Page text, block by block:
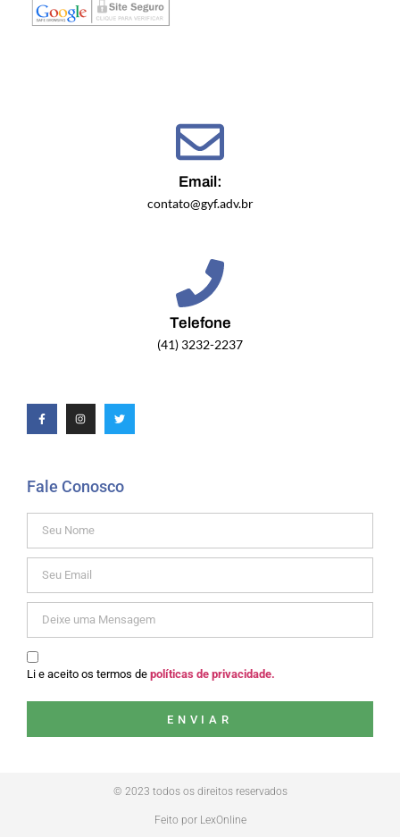
Email:
contato@gyf.adv.br
Telefone
(41) 3232-2237
Fale Conosco
Li e aceito os termos de políticas de privacidade.
ENVIAR
© 2023 todos os direitos reservados
Feito por LexOnline